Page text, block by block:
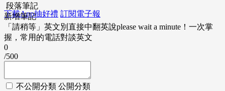
下載App抽好禮 訂閱電子報
段落筆記
新增筆記
「請稍等」英文別直接中翻英說please wait a minute！一次掌
握，常用的電話對談英文
0
/500
不公開分類 公開分類